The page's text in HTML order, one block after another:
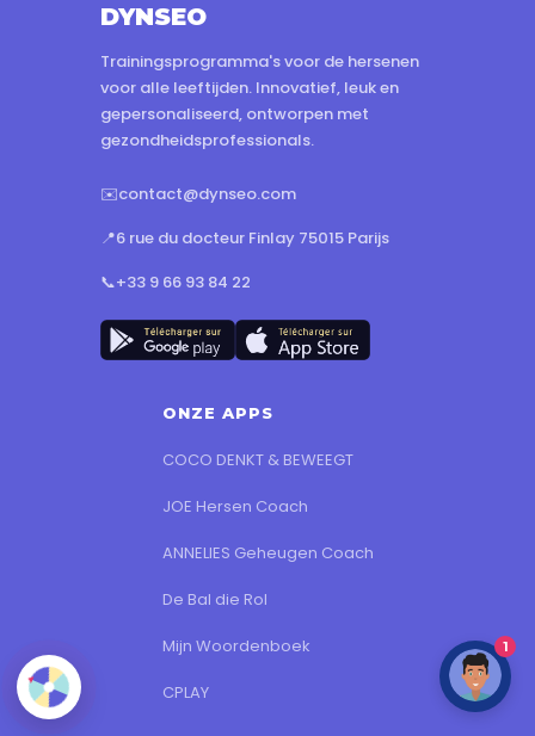
DYNSEO
Trainingsprogramma's voor de hersenen
voor alle leeftijden. Innovatief, leuk en
gepersonaliseerd, ontworpen met
gezondheidsprofessionals.
✉️contact@dynseo.com
📍6 rue du docteur Finlay 75015 Parijs
📞+33 9 66 93 84 22
ONZE APPS
COCO DENKT & BEWEEGT
JOE Hersen Coach
ANNELIES Geheugen Coach
De Bal die Rol
Mijn Woordenboek
CPLAY
1